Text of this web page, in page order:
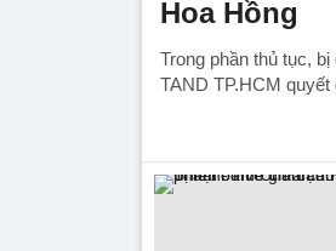
Hoa Hồng
Trong phần thủ tục,
TAND TP.HCM